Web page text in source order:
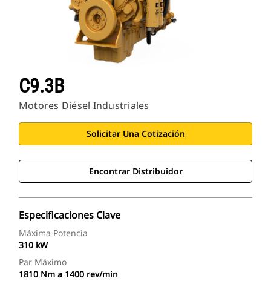
C9.3B
Motores Diésel Industriales
Solicitar Una Cotización
Encontrar Distribuidor
Especificaciones Clave
Máxima Potencia
310 kW
Par Máximo
1810 Nm a 1400 rev/min